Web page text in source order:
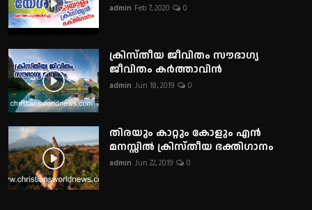
admin Feb 7, 2020 0
ക്രിസ്തീയ ജീവിതം സൗഭാഗ്യ
ജീവിതം കർത്താവിൻ
admin Jun 18, 2019 0
തിരയും കാറ്റും കോളും എൻ
മനസ്സിൽ ക്രിസ്തീയ ഭക്തിഗാനം
admin Jun 22, 2019 0